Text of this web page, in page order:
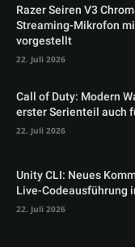
Razer Seiren V3
Streaming-Mikrofon
vorgestellt
22. Juli 2026
Call of Duty: Modern
erster Serienteil auch
22. Juli 2026
Unity CLI: Neues
Live-Codeausführung
22. Juli 2026